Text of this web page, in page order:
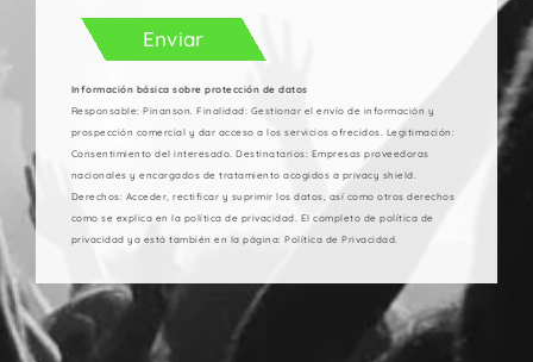
vacío.
Información básica sobre protección de datos
Responsable: Pinanson. Finalidad: Gestionar el envío de información y
prospección comercial y dar acceso a los servicios ofrecidos. Legitimación:
Consentimiento del interesado. Destinatarios: Empresas proveedoras
nacionales y encargados de tratamiento acogidos a privacy shield.
Derechos: Acceder, rectificar y suprimir los datos, así como otros derechos
como se explica en la política de privacidad. El completo de política de
privacidad ya está también en la página: Política de Privacidad.